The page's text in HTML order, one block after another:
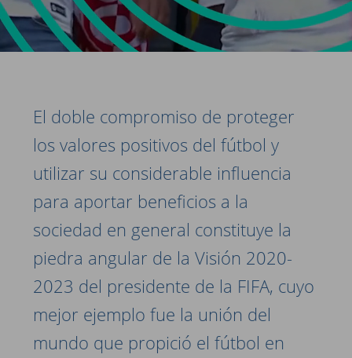
El doble compromiso de proteger
los valores positivos del fútbol y
utilizar su considerable influencia
para aportar beneficios a la
sociedad en general constituye la
piedra angular de la Visión 2020-
2023 del presidente de la FIFA, cuyo
mejor ejemplo fue la unión del
mundo que propició el fútbol en